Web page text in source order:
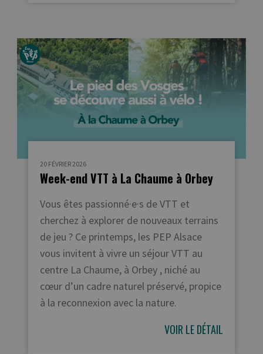
20 FÉVRIER 2026
Week-end VTT à La Chaume à Orbey
Vous êtes passionné·e·s de VTT et
cherchez à explorer de nouveaux terrains
de jeu ? Ce printemps, les PEP Alsace
vous invitent à vivre un séjour VTT au
centre La Chaume, à Orbey , niché au
cœur d’un cadre naturel préservé, propice
à la reconnexion avec la nature.
VOIR LE DÉTAIL